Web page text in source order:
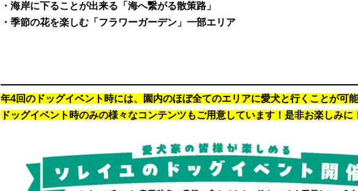
・海岸に下ることが出来る「海へ繋がる散策路」
・季節の花を楽しむ「フラワーガーデン」一部エリア
年4回のドッグイベント時には、園内のほぼ全てのエリアに愛犬と行くことが可
ドッグイベント時のみの様々なコンテンツもご用意しています！是非お楽しみに